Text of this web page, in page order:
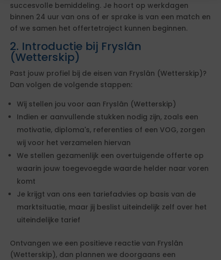
succesvolle bemiddeling. Je hoort op werkdagen
binnen 24 uur van ons of er sprake is van een match en
of we samen het offertetraject kunnen beginnen.
2. Introductie bij Fryslân
(Wetterskip)
Past jouw profiel bij de eisen van Fryslân (Wetterskip)?
Dan volgen de volgende stappen:
Wij stellen jou voor aan Fryslân (Wetterskip)
Indien er aanvullende stukken nodig zijn, zoals een
motivatie, diploma's, referenties of een VOG, zorgen
wij voor het verzamelen hiervan
We stellen gezamenlijk een overtuigende offerte op
waarin jouw toegevoegde waarde helder naar voren
komt
Je krijgt van ons een tariefadvies op basis van de
marktsituatie, maar jij beslist uiteindelijk zelf over het
uiteindelijke tarief
Ontvangen we een positieve reactie van Fryslân
(Wetterskip), dan plannen we doorgaans een